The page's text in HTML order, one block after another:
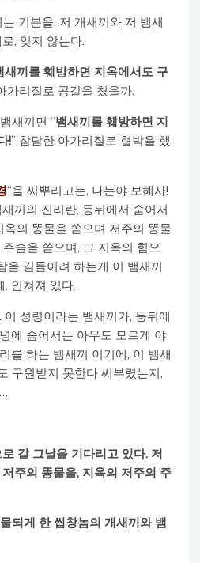
기분을, 저 개새끼와 저 뱀새
, 잊지 않는다.
새끼를 훼방하면 지옥에서도 구
가리질로 공갈을 쳤을까.
새끼면 “뱀새끼를 훼방하면 지
!” 참담한 아가리질로 협박을 했
“을 씨뿌리고는, 나는야 보혜사!
끼의 진리란, 등뒤에서 숨어서
옥의 똥물을 쏟으며 저주의 똥물
술을 쏟으며, 그 지옥의 힘으
을 길들이려 하는게 이 뱀새끼
, 인쳐져 있다.
성령이라는 뱀새끼가, 등뒤에
에 숨어서는 아무도 모르게 야
를 하는 뱀새끼 이기에, 이 뱀새
구원받지 못한다 씨부렸는지,
갈 그날을 기다리고 있다. 저
주의 똥물을, 지옥의 저주의 주
되게 한 씹창놈의 개새끼와 뱀